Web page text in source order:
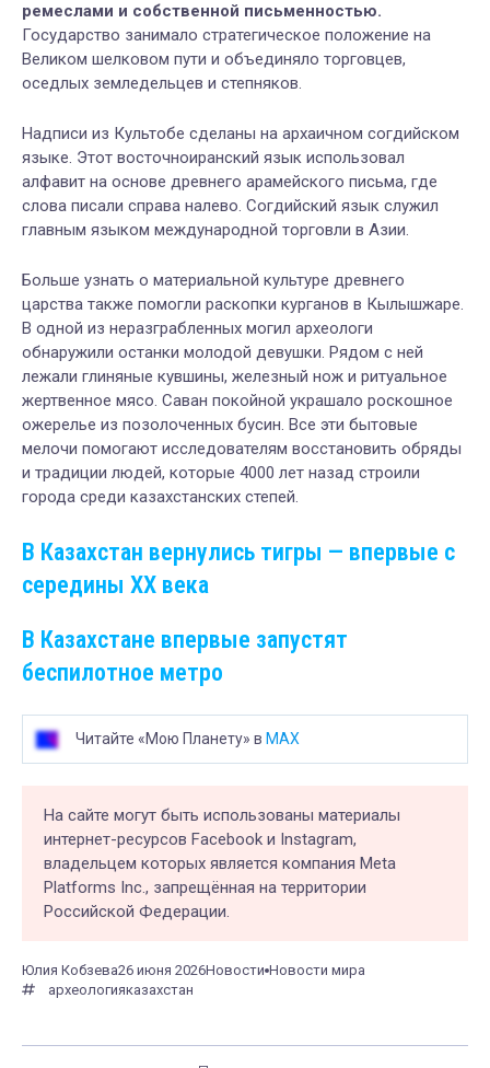
ремеслами и собственной письменностью.
Государство занимало стратегическое положение на
Великом шелковом пути и объединяло торговцев,
оседлых земледельцев и степняков.
Надписи из Культобе сделаны на архаичном согдийском
языке. Этот восточноиранский язык использовал
алфавит на основе древнего арамейского письма, где
слова писали справа налево. Согдийский язык служил
главным языком международной торговли в Азии.
Больше узнать о материальной культуре древнего
царства также помогли раскопки курганов в Кылышжаре.
В одной из неразграбленных могил археологи
обнаружили останки молодой девушки. Рядом с ней
лежали глиняные кувшины, железный нож и ритуальное
жертвенное мясо. Саван покойной украшало роскошное
ожерелье из позолоченных бусин. Все эти бытовые
мелочи помогают исследователям восстановить обряды
и традиции людей, которые 4000 лет назад строили
города среди казахстанских степей.
В Казахстан вернулись тигры — впервые с
середины XX века
В Казахстане впервые запустят
беспилотное метро
Читайте «Мою Планету» в MAX
На сайте могут быть использованы материалы
интернет-ресурсов Facebook и Instagram,
владельцем которых является компания Meta
Platforms Inc., запрещённая на территории
Российской Федерации.
Юлия Кобзева26 июня 2026Новости Новости мира
археологияказахстан